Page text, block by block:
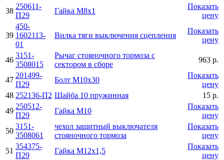
38
250611-
П29
Гайка М8х1
Показать
цену
39
450-
1602113-
01
Вилка тяги выключения сцепления
Показать
цену
46
3151-
3508015
Рычаг стояночного тормоза с
сектором в сборе
963 р.
47
201499-
П29
Болт М10х30
Показать
цену
48 252136-П2 Шайба 10 пружинная
15 р.
49
250512-
П29
Гайка М10
Показать
цену
50
3151-
3508061
чехол защитный выключателя
стояночного тормоза
Показать
цену
51
354375-
П29
Гайка M12x1,5
Показать
цену